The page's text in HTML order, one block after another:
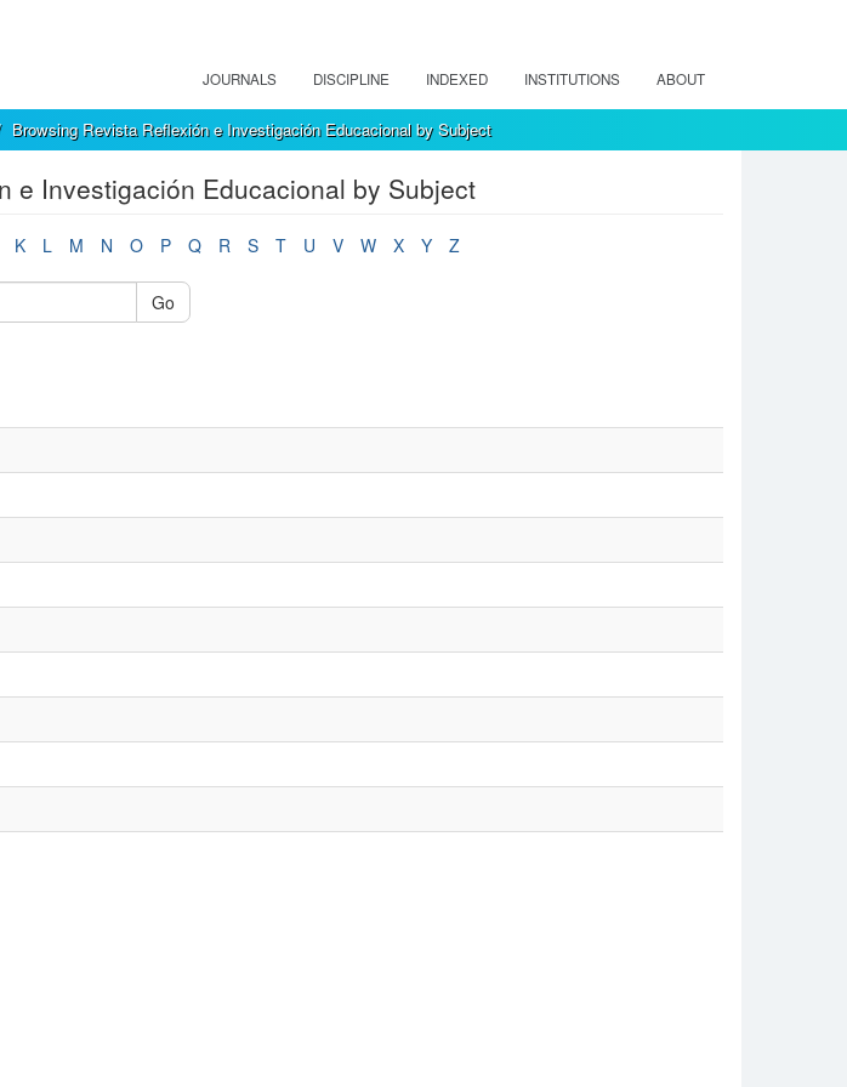
JOURNALS DISCIPLINE INDEXED INSTITUTIONS ABOUT
Browsing Revista Reflexión e Investigación Educacional by Subject
e Investigación Educacional by Subject
K L M N O P Q R S T U V W X Y Z
Go